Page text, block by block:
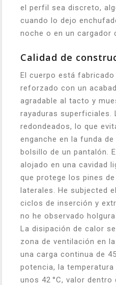
el perfil sea discreto,
cuando lo dejo
noche o en un cargador
Calidad de
El cuerpo está
reforzado con un
agradable al tacto y
rayaduras superficiales.
redondeados, lo que
enganche en la funda
bolsillo de un pantalón.
alojado en una cavidad
que protege los pines
laterales. He subjected
ciclos de inserción y
no he observado
La disipación de calor
zona de ventilación en
una carga continua de
potencia, la
unos 42 °C, valor